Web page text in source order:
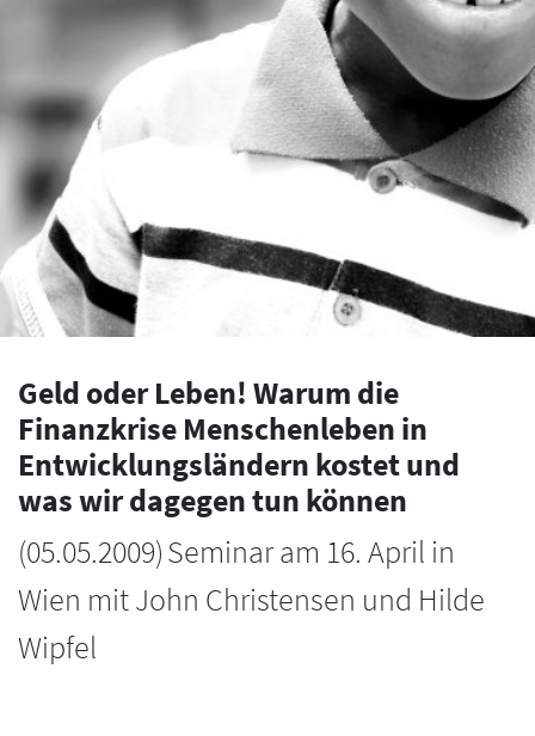
Geld oder Leben! Warum die
Finanzkrise Menschenleben in
Entwicklungsländern kostet und
was wir dagegen tun können
(05.05.2009)Seminar am 16. April in
Wien mit John Christensen und Hilde
Wipfel